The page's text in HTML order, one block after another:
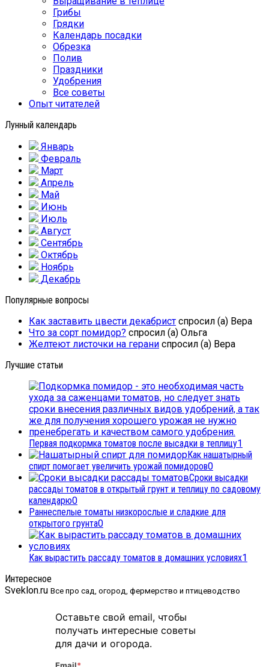
Грибы
Грядки
Календарь посадки
Обрезка
Полив
Праздники
Удобрения
Все советы
Опыт читателей
Лунный календарь
Январь
Февраль
Март
Апрель
Май
Июнь
Июль
Август
Сентябрь
Октябрь
Ноябрь
Декабрь
Популярные вопросы
Как заставить цвести декабрист спросил (а) Вера
Что за сорт помидор? спросил (а) Ольга
Желтеют листочки на герани спросил (а) Вера
Лучшие статьи
Первая подкормка томатов после высадки в теплицу1
Как нашатырный
спирт помогает увеличить урожай помидоров0
Сроки высадки
рассады томатов в открытый грунт и теплицу по садовому
календарю0
Раннеспелые томаты низкорослые и сладкие для
открытого грунта0
Как вырастить рассаду томатов в домашних условиях1
Интересное
Sveklon.ru Все про сад, огород, фермерство и птицеводство
Оставьте свой email, чтобы
получать интересные советы
для дачи и огорода.
Email*